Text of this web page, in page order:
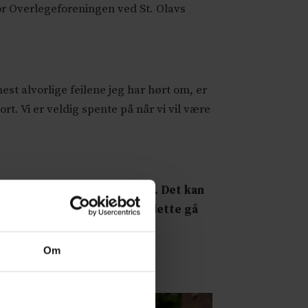
Om
ved St. Olavs
alvorlige feilene jeg har hørt om, er
Vi er veldig spente på når vi vil være
seg å bruke systemet. Det kan
supporten, vil nok dette gå